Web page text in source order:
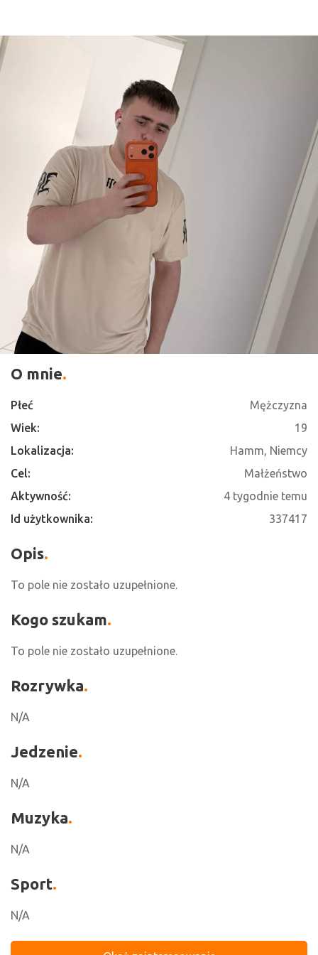
O mnie
Płeć
Mężczyzna
Wiek:
19
Lokalizacja:
Hamm, Niemcy
Cel:
Małżeństwo
Aktywność:
4 tygodnie temu
Id użytkownika:
337417
Opis
To pole nie zostało uzupełnione.
Kogo szukam
To pole nie zostało uzupełnione.
Rozrywka
N/A
Jedzenie
N/A
Muzyka
N/A
Sport
N/A